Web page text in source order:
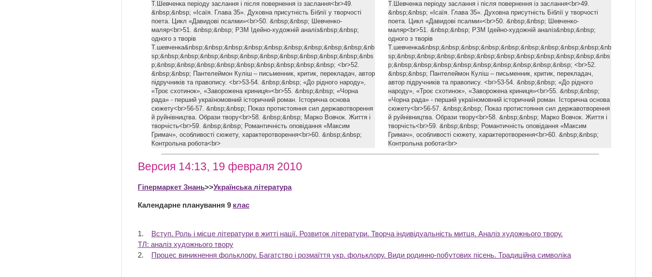
Т.Шевченка періоду заслання і після повернення із заслання<br>49.
&nbsp;&nbsp; «Ісаїя. Глава 35». Духовна присутність Біблії у творчості
поета. Цикл «Давидові псалми»<br>50. &nbsp;&nbsp; Шевченко-
маляр<br>51. &nbsp;&nbsp; РЗМ Ідейно-художній аналіз&nbsp;&nbsp;
одного з творів
Т.шевченка&nbsp;&nbsp;&nbsp;&nbsp;&nbsp;&nbsp;&nbsp;&nbsp;&nbsp;&nb
sp;&nbsp;&nbsp;&nbsp;&nbsp;&nbsp;&nbsp;&nbsp;&nbsp;&nbsp;&nbsp;&nbs
p;&nbsp;&nbsp;&nbsp;&nbsp;&nbsp;&nbsp;&nbsp;&nbsp;&nbsp; <br>52.
&nbsp;&nbsp; Пантелеймон Куліш – письменник, критик, перекладач, автор
підручників та правопису. <br>53-54. &nbsp;&nbsp; «До рідного народу»,
«Троє схотинок», «Заворожена криниця»<br>55. &nbsp;&nbsp; «Чорна
рада» - перший україномовний історичний роман. Історична основа
сюжету<br>56-57. &nbsp;&nbsp; Показ протистояння сил державотворення
й руйнівництва. Образи твору<br>58. &nbsp;&nbsp; Марко Вовчок. Життя і
творчість<br>59. &nbsp;&nbsp; Романтичність оповідання «Максим
Гримач», особливості сюжету, характеротворення<br>60. &nbsp;&nbsp;
Контрольна робота<br>
Т.Шевченка періоду заслання і після повернення із заслання<br>49.
&nbsp;&nbsp; «Ісаїя. Глава 35». Духовна присутність Біблії у творчості
поета. Цикл «Давидові псалми»<br>50. &nbsp;&nbsp; Шевченко-
маляр<br>51. &nbsp;&nbsp; РЗМ Ідейно-художній аналіз&nbsp;&nbsp;
одного з творів
Т.шевченка&nbsp;&nbsp;&nbsp;&nbsp;&nbsp;&nbsp;&nbsp;&nbsp;&nbsp;&nb
sp;&nbsp;&nbsp;&nbsp;&nbsp;&nbsp;&nbsp;&nbsp;&nbsp;&nbsp;&nbsp;&nbs
p;&nbsp;&nbsp;&nbsp;&nbsp;&nbsp;&nbsp;&nbsp;&nbsp;&nbsp; <br>52.
&nbsp;&nbsp; Пантелеймон Куліш – письменник, критик, перекладач,
автор підручників та правопису. <br>53-54. &nbsp;&nbsp; «До рідного
народу», «Троє схотинок», «Заворожена криниця»<br>55. &nbsp;&nbsp;
«Чорна рада» - перший україномовний історичний роман. Історична основа
сюжету<br>56-57. &nbsp;&nbsp; Показ протистояння сил державотворення
й руйнівництва. Образи твору<br>58. &nbsp;&nbsp; Марко Вовчок. Життя і
творчість<br>59. &nbsp;&nbsp; Романтичність оповідання «Максим
Гримач», особливості сюжету, характеротворення<br>60. &nbsp;&nbsp;
Контрольна робота<br>
Версия 14:13, 19 февраля 2010
Гіпермаркет Знань>>Українська література
Календарне планування 9 клас
1. Вступ. Роль і місце літератури в житті нації. Розвиток літератури. Творча індивідуальність митця. Аналіз художнього твору.
ТЛ: аналіз художнього твору
2. Процес виникнення фольклору. Багатство і розмаїття укр. фольклору. Види родинно-побутових пісень. Традиційна символіка